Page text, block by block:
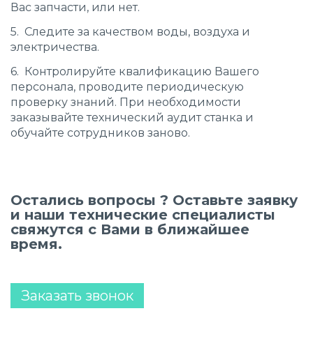
Вас запчасти, или нет.
5. Следите за качеством воды, воздуха и
электричества.
6. Контролируйте квалификацию Вашего
персонала, проводите периодическую
проверку знаний. При необходимости
заказывайте технический аудит станка и
обучайте сотрудников заново.
Остались вопросы ? Оставьте заявку
и наши технические специалисты
свяжутся с Вами в ближайшее
время.
Заказать звонок